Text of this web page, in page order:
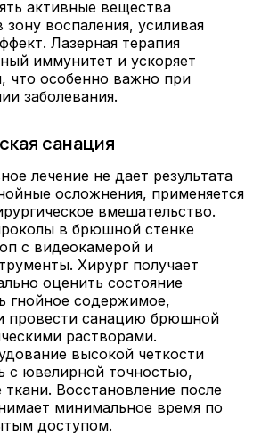
активные вещества
воспаления, усиливая
Лазерная терапия
иммунитет и ускоряет
что особенно важно при
заболевания.
санация
лечение не дает результата
осложнения, применяется
вмешательство.
в брюшной стенке
с видеокамерой и
Хирург получает
оценить состояние
гнойное содержимое,
провести санацию брюшной
растворами.
высокой четкости
с ювелирной точностью,
Восстановление после
минимальное время по
доступом.